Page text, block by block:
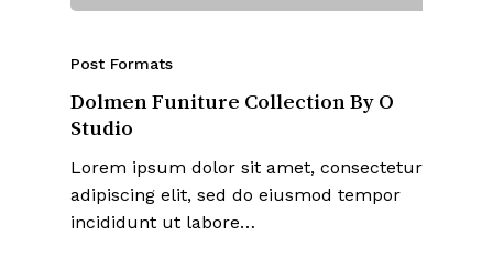
Post Formats
Dolmen Funiture Collection By O
Studio
Lorem ipsum dolor sit amet, consectetur
adipiscing elit, sed do eiusmod tempor
incididunt ut labore…